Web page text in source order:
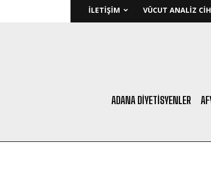
ILETIŞIM VÜCUT ANALIZ
ADANA DIYETISYENLER